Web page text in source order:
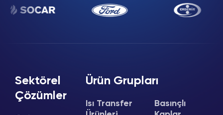
Sektörel
Çözümler
Ürün Grupları
Isı Transfer
Basınçlı